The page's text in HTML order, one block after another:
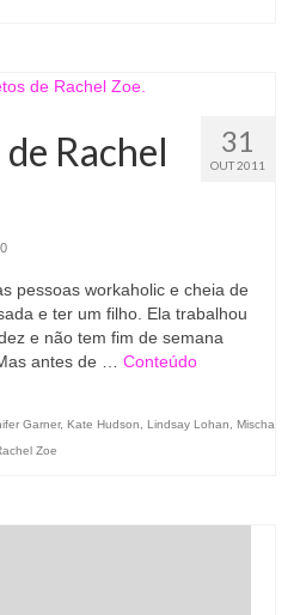
31
OUT 2011
Rachel
0
pessoas workaholic e cheia de
e ter um filho. Ela trabalhou
e não tem fim de semana
antes de … Conteúdo
Garner, Kate Hudson, Lindsay Lohan, Mischa
Zoe